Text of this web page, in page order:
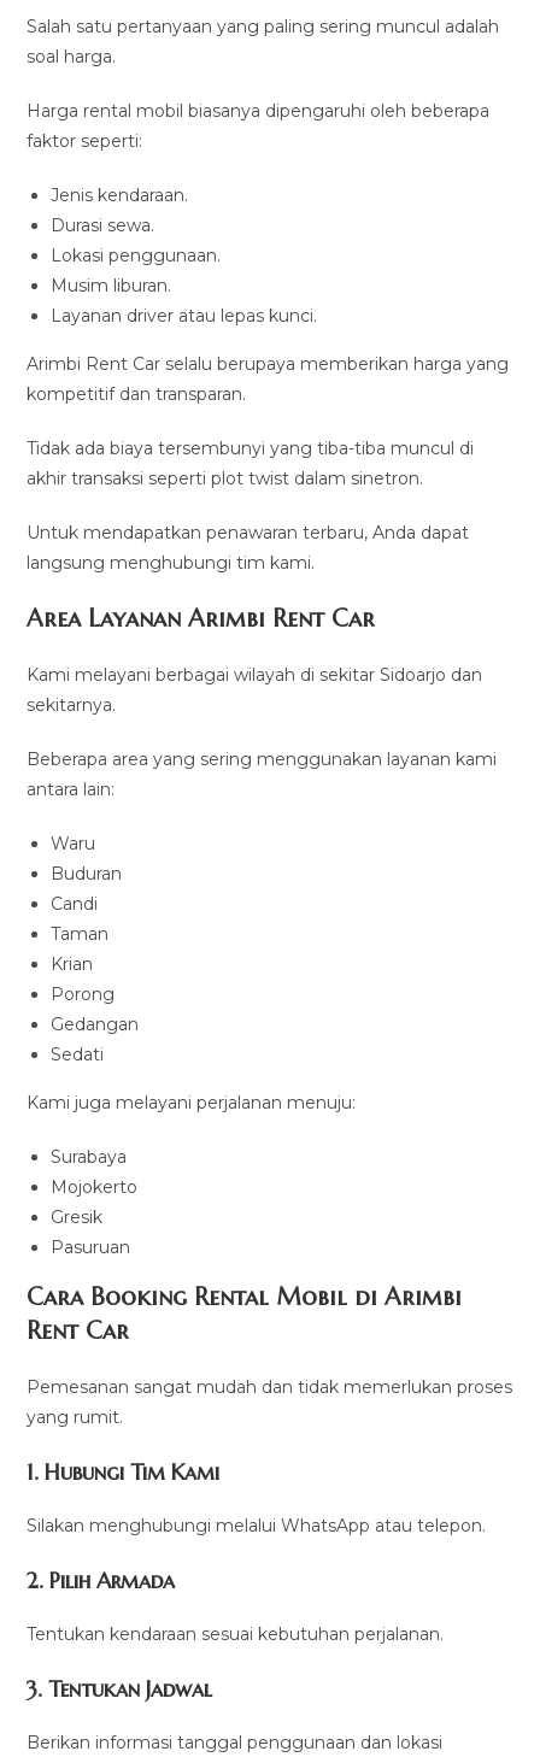
Salah satu pertanyaan yang paling sering muncul adalah
soal harga.
Harga rental mobil biasanya dipengaruhi oleh beberapa
faktor seperti:
Jenis kendaraan.
Durasi sewa.
Lokasi penggunaan.
Musim liburan.
Layanan driver atau lepas kunci.
Arimbi Rent Car selalu berupaya memberikan harga yang
kompetitif dan transparan.
Tidak ada biaya tersembunyi yang tiba-tiba muncul di
akhir transaksi seperti plot twist dalam sinetron.
Untuk mendapatkan penawaran terbaru, Anda dapat
langsung menghubungi tim kami.
Area Layanan Arimbi Rent Car
Kami melayani berbagai wilayah di sekitar Sidoarjo dan
sekitarnya.
Beberapa area yang sering menggunakan layanan kami
antara lain:
Waru
Buduran
Candi
Taman
Krian
Porong
Gedangan
Sedati
Kami juga melayani perjalanan menuju:
Surabaya
Mojokerto
Gresik
Pasuruan
Cara Booking Rental Mobil di Arimbi
Rent Car
Pemesanan sangat mudah dan tidak memerlukan proses
yang rumit.
1. Hubungi Tim Kami
Silakan menghubungi melalui WhatsApp atau telepon.
2. Pilih Armada
Tentukan kendaraan sesuai kebutuhan perjalanan.
3. Tentukan Jadwal
Berikan informasi tanggal penggunaan dan lokasi